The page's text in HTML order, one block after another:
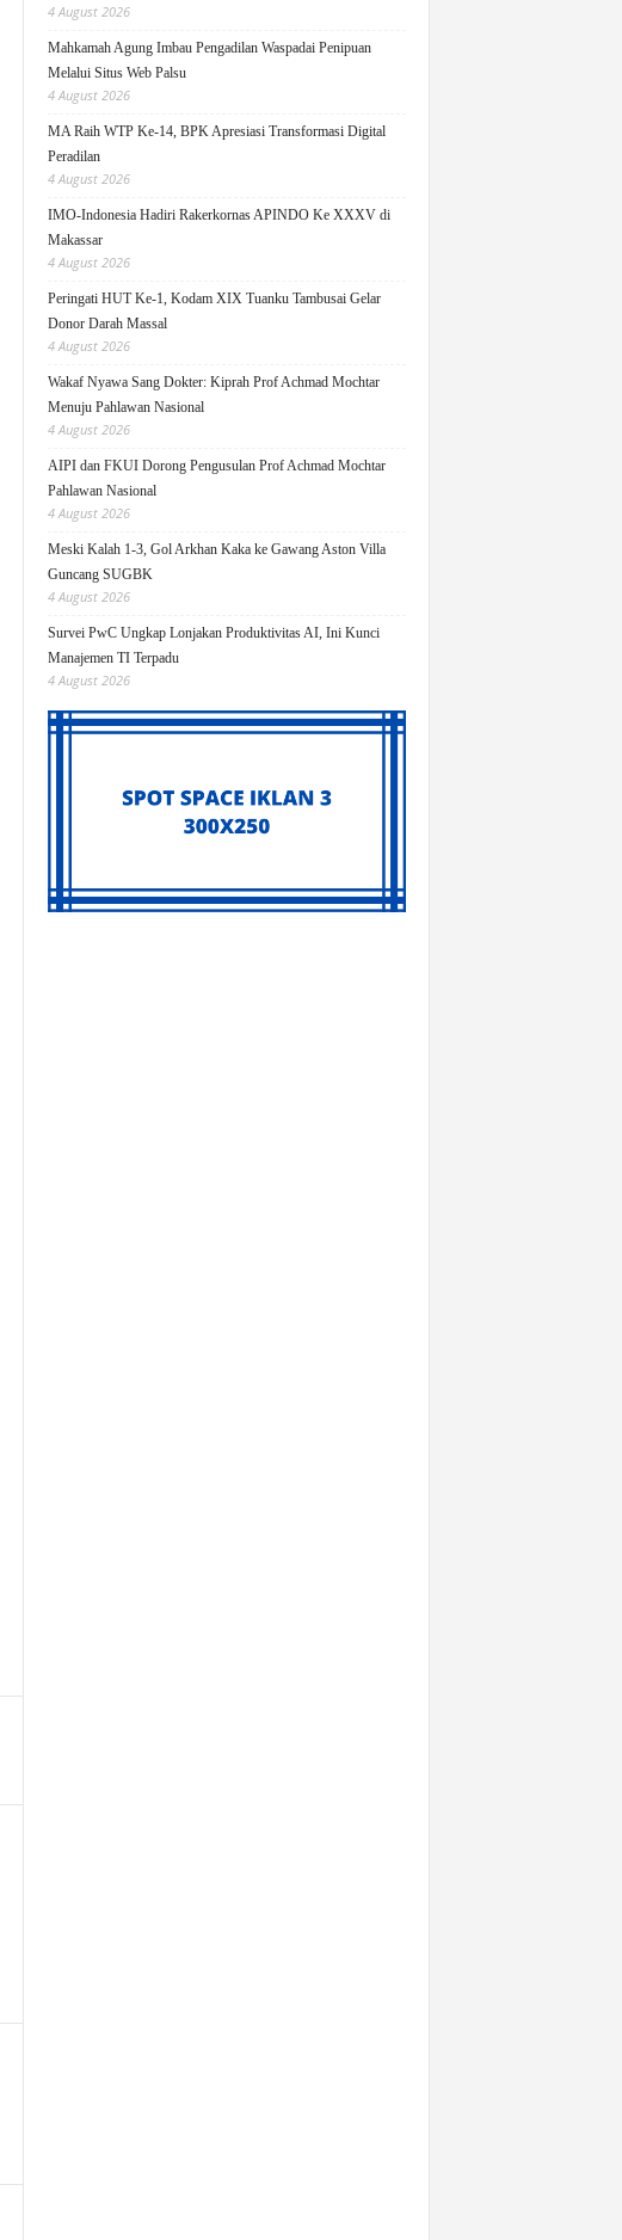
4 August 2026
Mahkamah Agung Imbau Pengadilan Waspadai Penipuan
Melalui Situs Web Palsu
4 August 2026
MA Raih WTP Ke-14, BPK Apresiasi Transformasi Digital
Peradilan
4 August 2026
IMO-Indonesia Hadiri Rakerkornas APINDO Ke XXXV di
Makassar
4 August 2026
Peringati HUT Ke-1, Kodam XIX Tuanku Tambusai Gelar
Donor Darah Massal
4 August 2026
Wakaf Nyawa Sang Dokter: Kiprah Prof Achmad Mochtar
Menuju Pahlawan Nasional
4 August 2026
AIPI dan FKUI Dorong Pengusulan Prof Achmad Mochtar
Pahlawan Nasional
4 August 2026
Meski Kalah 1-3, Gol Arkhan Kaka ke Gawang Aston Villa
Guncang SUGBK
4 August 2026
Survei PwC Ungkap Lonjakan Produktivitas AI, Ini Kunci
Manajemen TI Terpadu
4 August 2026